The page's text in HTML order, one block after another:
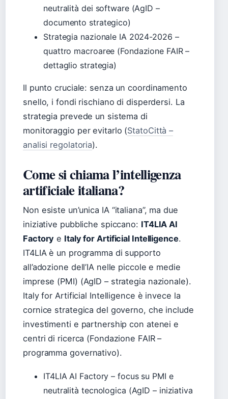
neutralità dei software (AgID –
documento strategico)
Strategia nazionale IA 2024-2026 –
quattro macroaree (Fondazione FAIR –
dettaglio strategia)
Il punto cruciale: senza un coordinamento
snello, i fondi rischiano di disperdersi. La
strategia prevede un sistema di
monitoraggio per evitarlo (StatoCittà –
analisi regolatoria).
Come si chiama l’intelligenza
artificiale italiana?
Non esiste un’unica IA “italiana”, ma due
iniziative pubbliche spiccano: IT4LIA AI
Factory e Italy for Artificial Intelligence.
IT4LIA è un programma di supporto
all’adozione dell’IA nelle piccole e medie
imprese (PMI) (AgID – strategia nazionale).
Italy for Artificial Intelligence è invece la
cornice strategica del governo, che include
investimenti e partnership con atenei e
centri di ricerca (Fondazione FAIR –
programma governativo).
IT4LIA AI Factory – focus su PMI e
neutralità tecnologica (AgID – iniziativa